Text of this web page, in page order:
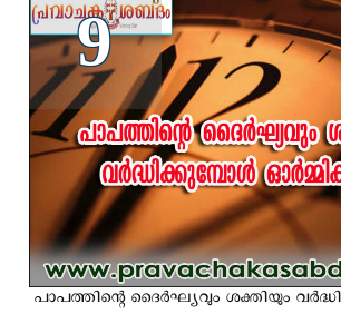
9
പാപത്തിന്റെ ദൈർഘ്യവും ശക്തിയും